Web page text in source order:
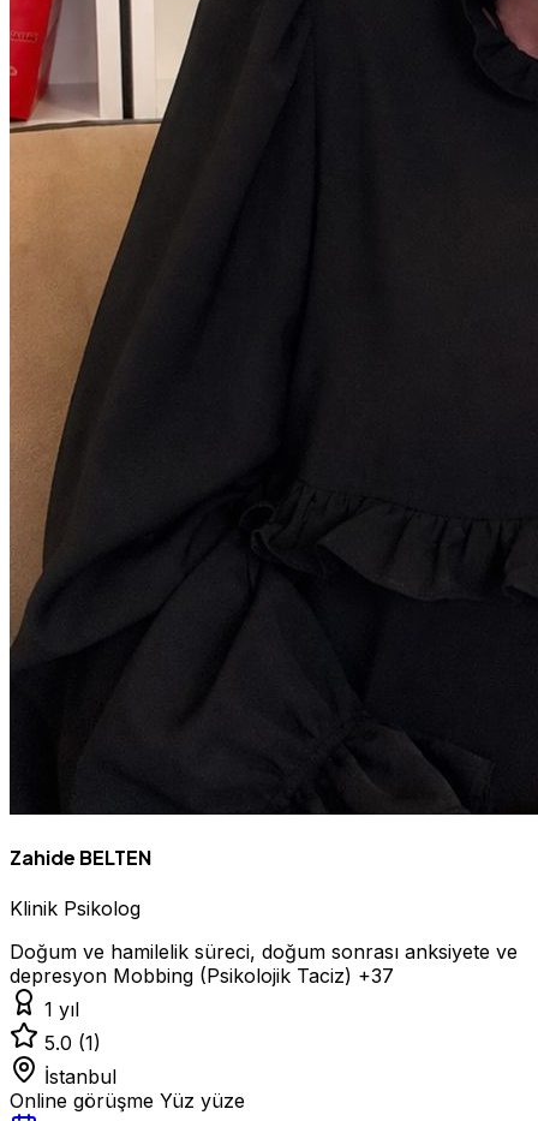
Zahide BELTEN
Klinik Psikolog
Doğum ve hamilelik süreci, doğum sonrası anksiyete ve
depresyon Mobbing (Psikolojik Taciz) +37
1 yıl
5.0 (1)
İstanbul
Online görüşme Yüz yüze